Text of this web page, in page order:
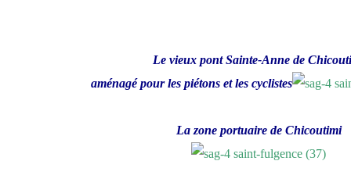
Le vieux pont Sainte-Anne de
aménagé pour les piétons et les cyclistes
La zone portuaire de Chicoutimi